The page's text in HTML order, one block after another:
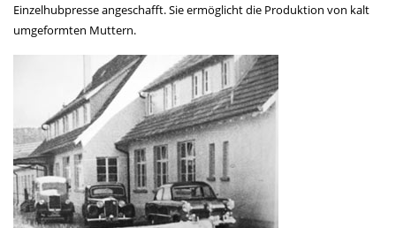
Einzelhubpresse angeschafft. Sie ermöglicht die Produktion von kalt
umgeformten Muttern.